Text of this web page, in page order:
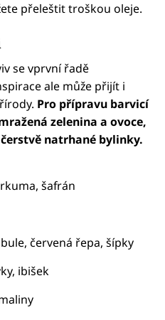
přeleštit troškou oleje.
se vprvní řadě
ale může přijít i
Pro přípravu barvicí
zelenina a ovoce,
natrhané bylinky.
šafrán
červená řepa, šípky
ibišek